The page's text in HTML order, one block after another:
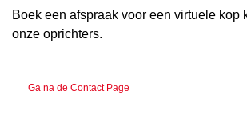
Boek een afspraak voor een virtuele kop
onze oprichters.
Ga na de Contact Page